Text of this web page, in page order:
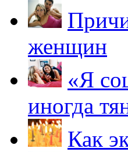
женщин
«Я
иногда
Как